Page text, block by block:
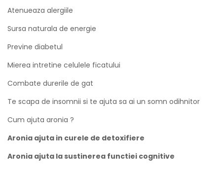
Atenueaza alergiile
Sursa naturala de energie
Previne diabetul
Mierea intretine celulele ficatului
Combate durerile de gat
Te scapa de insomnii si te ajuta sa ai un somn odihnitor
Cum ajuta aronia ?
Aronia ajuta in curele de detoxifiere
Aronia ajuta la sustinerea functiei cognitive